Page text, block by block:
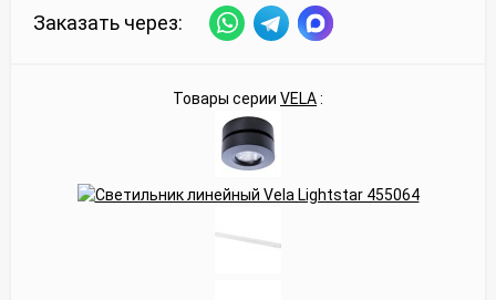
Заказать через:
Товары серии VELA: